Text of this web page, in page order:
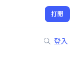
打開
登入